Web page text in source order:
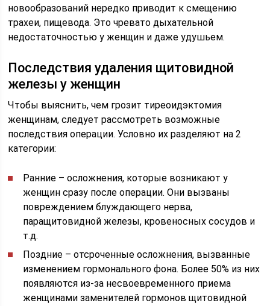
новообразований нередко приводит к смещению
трахеи, пищевода. Это чревато дыхательной
недостаточностью у женщин и даже удушьем.
Последствия удаления щитовидной
железы у женщин
Чтобы выяснить, чем грозит тиреоидэктомия
женщинам, следует рассмотреть возможные
последствия операции. Условно их разделяют на 2
категории:
Ранние – осложнения, которые возникают у
женщин сразу после операции. Они вызваны
повреждением блуждающего нерва,
паращитовидной железы, кровеносных сосудов и
т.д.
Поздние – отсроченные осложнения, вызванные
изменением гормонального фона. Более 50% из них
появляются из-за несвоевременного приема
женщинами заменителей гормонов щитовидной